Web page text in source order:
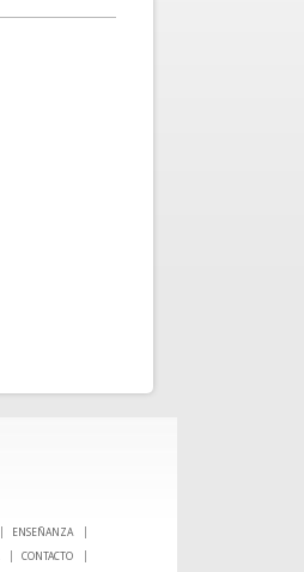
ENSEÑANZA
CONTACTO